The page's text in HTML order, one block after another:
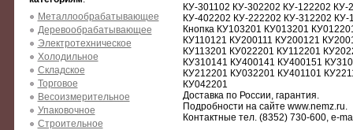
Металлообрабатывающее
Деревообрабатывающее
Электротехническое
Холодильное
Складское
Торговое
Весоизмерительное
Упаковочное
Строительное
КУ-301102 КУ-302202 КУ-122202
КУ-402202 КУ-222202 КУ-312202 КУ-
Кнопка КУ103201 КУ013201
КУ110121 КУ200111 КУ200121
КУ113201 КУ022201 КУ112201
КУ310141 КУ400141 КУ400151
КУ212201 КУ032201 КУ401101
КУ042201
Доставка по России, гарантия.
Подробности на сайте www.nemz.ru.
Контактные тел. (8352) 730-600, e-